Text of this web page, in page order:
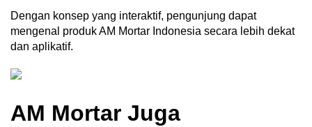
Dengan konsep yang interaktif, pengunjung dapat
mengenal produk AM Mortar Indonesia secara lebih dekat
dan aplikatif.
AM Mortar Juga